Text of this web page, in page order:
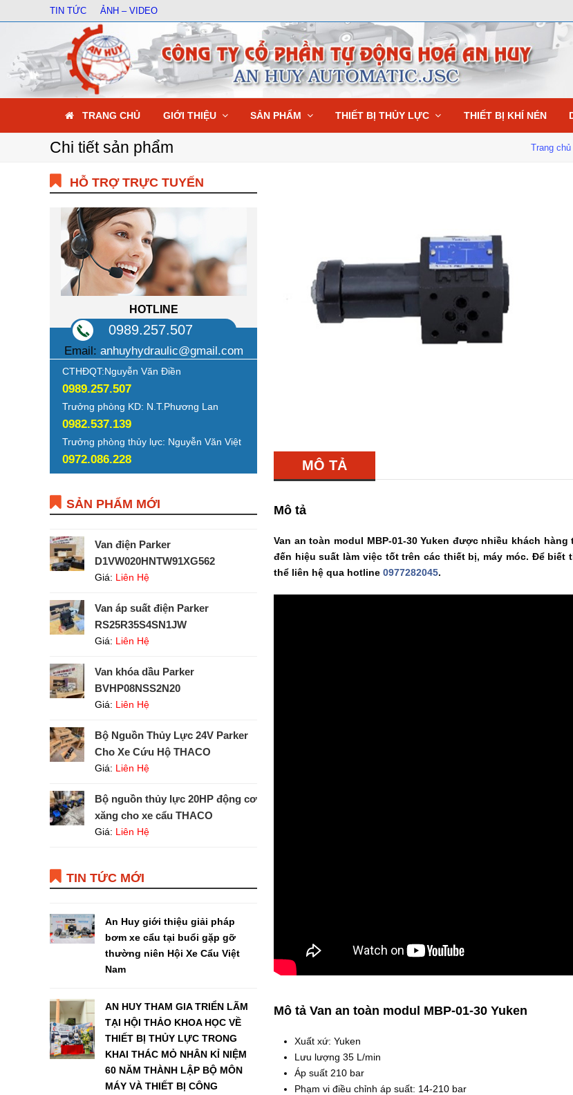
TIN TỨC ẢNH – VIDEO
TRANG CHỦ GIỚI THIỆU SẢN PHẨM THIẾT BỊ THỦY LỰC THIẾT BỊ KHÍ NÉN
Chi tiết sản phẩm Trang chủ
MÔ TẢ
Mô tả
Van an toàn modul MBP-01-30 Yuken được nhiều khách
đến hiệu suất làm việc tốt trên các thiết bị, máy móc. Để
thể liên hệ qua hotline 0977282045.
Mô tả Van an toàn modul MBP-01-30 Yuken
Xuất xứ: Yuken
Lưu lượng 35 L/min
Áp suất 210 bar
Phạm vi điều chỉnh áp suất: 14-210 bar
HỖ TRỢ TRỰC TUYẾN
HOTLINE
0989.257.507
Email: anhuyhydraulic@gmail.com
CTHĐQT:Nguyễn Văn Điền
0989.257.507
Trưởng phòng KD: N.T.Phương Lan
0982.537.139
Trưởng phòng thủy lực: Nguyễn Văn Việt
0972.086.228
SẢN PHẨM MỚI
Van điện Parker
D1VW020HNTW91XG562
Giá: Liên Hệ
Van áp suất điện Parker
RS25R35S4SN1JW
Giá: Liên Hệ
Van khóa dầu Parker
BVHP08NSS2N20
Giá: Liên Hệ
Bộ Nguồn Thủy Lực 24V Parker
Cho Xe Cứu Hộ THACO
Giá: Liên Hệ
Bộ nguồn thủy lực 20HP động cơ
xăng cho xe cẩu THACO
Giá: Liên Hệ
TIN TỨC MỚI
An Huy giới thiệu giải pháp
bơm xe cẩu tại buổi gặp gỡ
thường niên Hội Xe Cẩu Việt
Nam
AN HUY THAM GIA TRIỂN LÃM
TẠI HỘI THẢO KHOA HỌC VỀ
THIẾT BỊ THỦY LỰC TRONG
KHAI THÁC MỎ NHÂN KỈ NIỆM
60 NĂM THÀNH LẬP BỘ MÔN
MÁY VÀ THIẾT BỊ CÔNG